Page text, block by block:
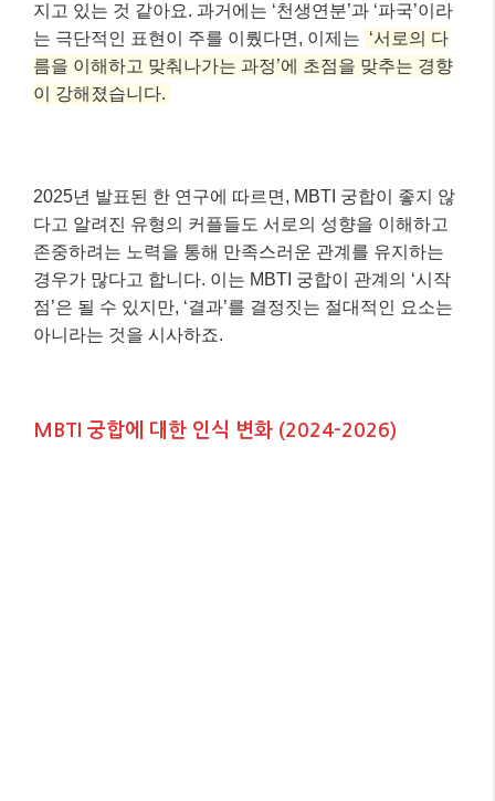
지고 있는 것 같아요. 과거에는 ‘천생연분’과 ‘파국’이라
는 극단적인 표현이 주를 이뤘다면, 이제는 ‘서로의 다
름을 이해하고 맞춰나가는 과정’에 초점을 맞추는 경향
이 강해졌습니다.
2025년 발표된 한 연구에 따르면, MBTI 궁합이 좋지 않
다고 알려진 유형의 커플들도 서로의 성향을 이해하고
존중하려는 노력을 통해 만족스러운 관계를 유지하는
경우가 많다고 합니다. 이는 MBTI 궁합이 관계의 ‘시작
점’은 될 수 있지만, ‘결과’를 결정짓는 절대적인 요소는
아니라는 것을 시사하죠.
MBTI 궁합에 대한 인식 변화 (2024-2026)